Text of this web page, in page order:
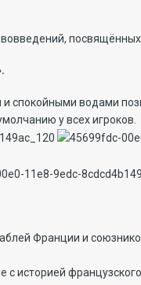
спокойными водами
у всех игроков.
Франции и
с историей